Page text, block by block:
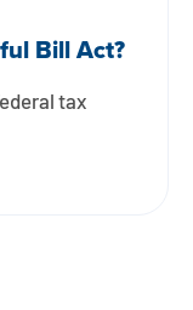
Bill Act?
tax